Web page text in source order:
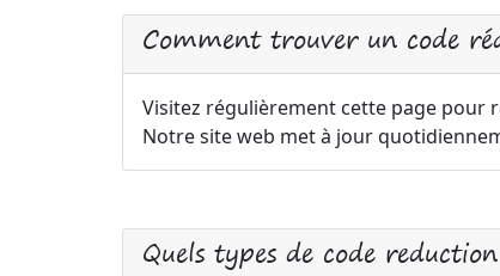
Comment trouver un code
Visitez régulièrement cette page pour
Notre site web met à jour
Quels types de code